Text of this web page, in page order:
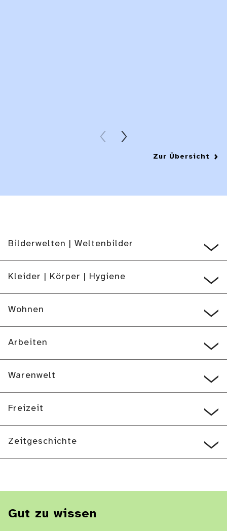
Zur Übersicht
Bilderwelten | Weltenbilder
Kleider | Körper | Hygiene
Wohnen
Arbeiten
Warenwelt
Freizeit
Zeitgeschichte
Gut zu wissen